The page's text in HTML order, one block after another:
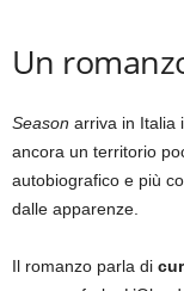
Un
Season arriva in Italia
ancora un territorio
autobiografico e più
dalle apparenze.
Il romanzo parla di